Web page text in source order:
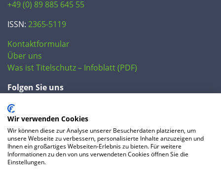
+49 (0) 89 885 645 55
ISSN: 2365-5119
Kontaktformular
Über uns
Was ist Titelschutz – Infoblatt (PDF)
Folgen Sie uns
Wir verwenden Cookies
Wir können diese zur Analyse unserer Besucherdaten platzieren, um
unsere Webseite zu verbessern, personalisierte Inhalte anzuzeigen und
Ihnen ein großartiges Webseiten-Erlebnis zu bieten. Für weitere
Informationen zu den von uns verwendeten Cookies öffnen Sie die
Einstellungen.